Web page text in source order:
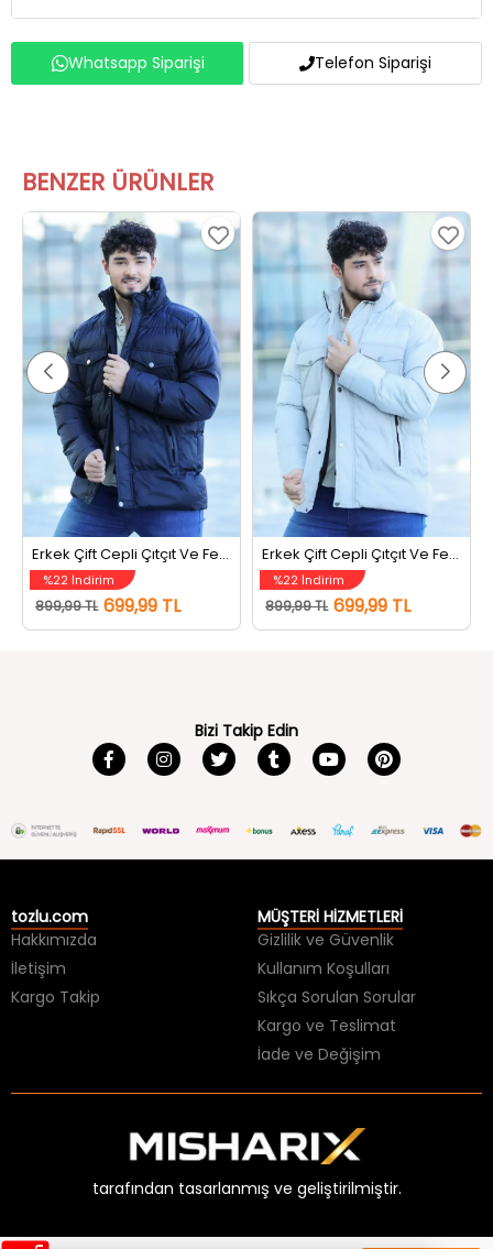
Whatsapp Siparişi Telefon Siparişi
BENZER ÜRÜNLER
Erkek Çift Cepli Çıtçıt Ve Fermuarlı Şişme Mont Lacivert
%22 İndirim
899,99 TL 699,99 TL
Erkek Çift Cepli Çıtçıt Ve Fermuarlı Şişme Mont Taş
%22 İndirim
899,99 TL 699,99 TL
Bizi Takip Edin
tozlu.com
Hakkımızda
İletişim
Kargo Takip
MÜŞTERİ HİZMETLERİ
Gizlilik ve Güvenlik
Kullanım Koşulları
Sıkça Sorulan Sorular
Kargo ve Teslimat
İade ve Değişim
tarafından tasarlanmış ve geliştirilmiştir.